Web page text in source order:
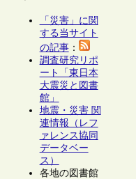
「災害」に関
する当サイト
の記事：
調査研究リポ
ート「東日本
大震災と図書
館」
地震・災害 関
連情報（レフ
ァレンス協同
データベー
ス）
各地の図書館